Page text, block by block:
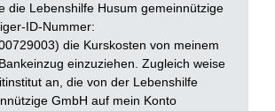
die Lebenshilfe Husum gemeinnützige
ID-Nummer:
die Kurskosten von meinem
einzuziehen. Zugleich weise
an, die von der Lebenshilfe
GmbH auf mein Konto